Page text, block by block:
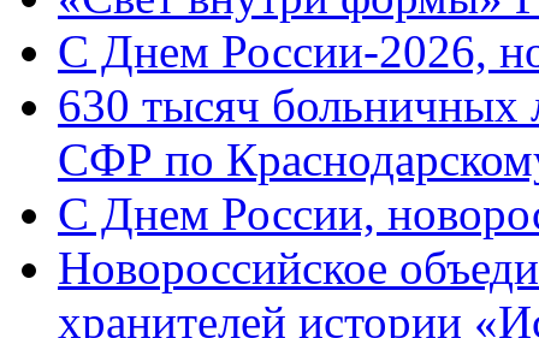
C Днем России-2026,
630 тысяч больничных
СФР по
C Днем России,
Новороссийское
хранителей истории